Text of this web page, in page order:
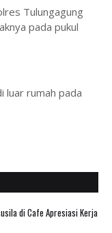
Tulungagung
pada pukul
luar rumah pada
di Cafe Apresiasi Kerja